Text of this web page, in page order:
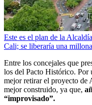
Este es el plan de la
Cali; se liberaría una
Entre los concejales que
los del Pacto Histórico. Por
mejor retirar el proyecto de
mejor construido, ya que,
“improvisado”.